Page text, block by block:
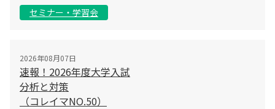
セミナー・学習会
2026年08月07日
速報！2026年度大学入試
分析と対策
（コレイマNO.50）